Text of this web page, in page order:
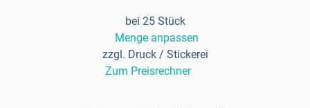
bei 25 Stück
Menge anpassen
zzgl. Druck / Stickerei
Zum Preisrechner